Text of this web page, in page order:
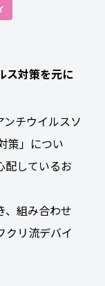
ス対策を元に
チウイルスソ
策」につい
配しているお
、組み合わせ
クリ流デバイ